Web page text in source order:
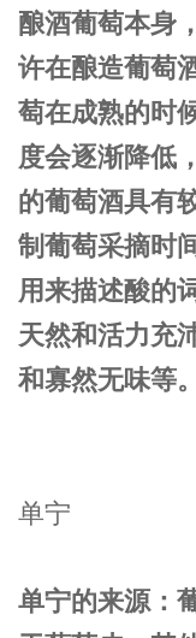
酿酒葡萄本身
许在酿造葡萄
萄在成熟的时
度会逐渐降低
的葡萄酒具有
制葡萄采摘时间
用来描述酸的
天然和活力充
和寡然无味等。
单宁
单宁的来源：